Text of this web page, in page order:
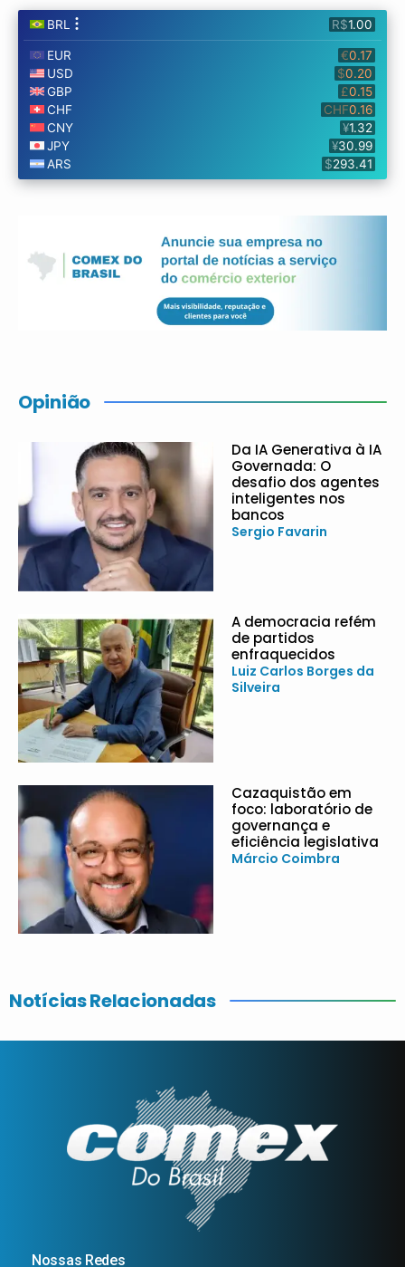
Opinião
Da IA Generativa à IA
Governada: O
desafio dos agentes
inteligentes nos
bancos
Sergio Favarin
A democracia refém
de partidos
enfraquecidos
Luiz Carlos Borges da
Silveira
Cazaquistão em
foco: laboratório de
governança e
eficiência legislativa
Márcio Coimbra
Notícias Relacionadas
Nossas Redes